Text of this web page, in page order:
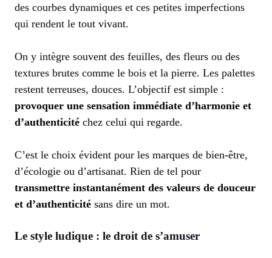
des courbes dynamiques et ces petites imperfections
qui rendent le tout vivant.
On y intègre souvent des feuilles, des fleurs ou des
textures brutes comme le bois et la pierre. Les palettes
restent terreuses, douces. L’objectif est simple :
provoquer une sensation immédiate d’harmonie et
d’authenticité chez celui qui regarde.
C’est le choix évident pour les marques de bien-être,
d’écologie ou d’artisanat. Rien de tel pour
transmettre instantanément des valeurs de douceur
et d’authenticité sans dire un mot.
Le style ludique : le droit de s’amuser